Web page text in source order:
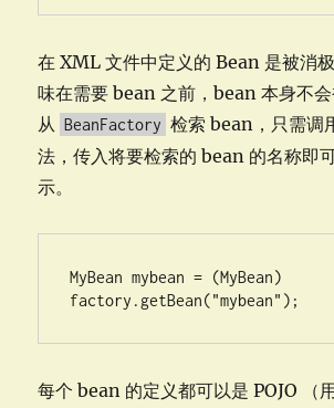
在 XML 文件中定义的 Bean 是被消
味在需要 bean 之前，bean 本身不
从
BeanFactory 检索 bean，只需调
法，传入将要检索的 bean 的名称即
示。
MyBean mybean = (MyBean)
factory.getBean("mybean");
每个 bean 的定义都可以是 POJO （